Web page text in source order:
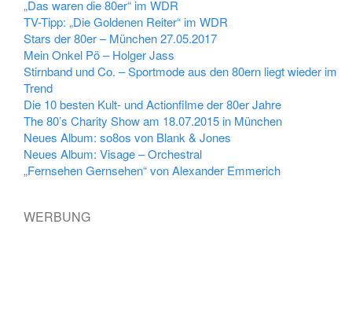
„Das waren die 80er“ im WDR
TV-Tipp: „Die Goldenen Reiter“ im WDR
Stars der 80er – München 27.05.2017
Mein Onkel Pö – Holger Jass
Stirnband und Co. – Sportmode aus den 80ern liegt wieder im
Trend
Die 10 besten Kult- und Actionfilme der 80er Jahre
The 80’s Charity Show am 18.07.2015 in München
Neues Album: so8os von Blank & Jones
Neues Album: Visage – Orchestral
„Fernsehen Gernsehen“ von Alexander Emmerich
WERBUNG